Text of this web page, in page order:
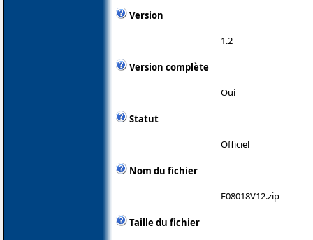
Version
1.2
Version complète
Oui
Statut
Officiel
Nom du fichier
E08018V12.zip
Taille du fichier